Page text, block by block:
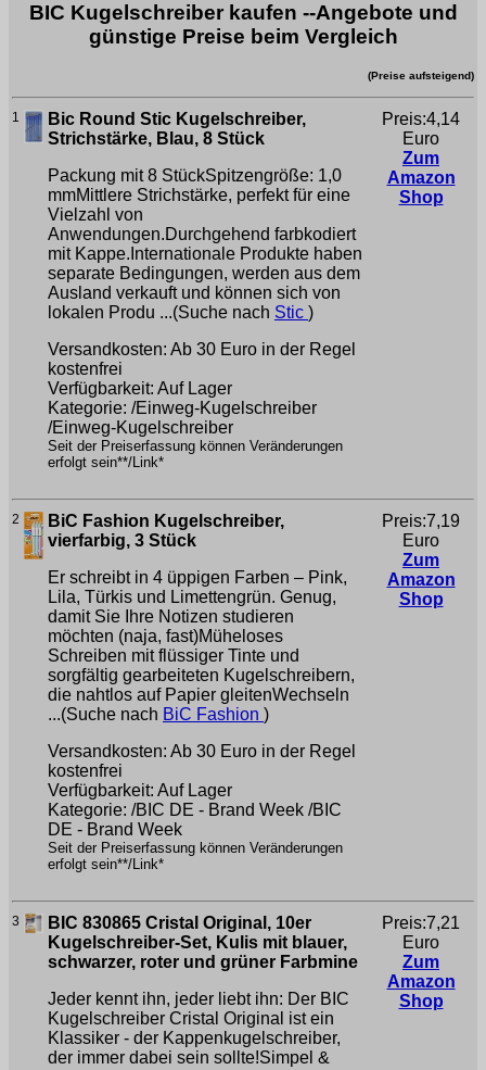
BIC Kugelschreiber kaufen --Angebote und
günstige Preise beim Vergleich
(Preise aufsteigend)
1
Bic Round Stic Kugelschreiber,
Strichstärke, Blau, 8 Stück
Packung mit 8 StückSpitzengröße: 1,0
mmMittlere Strichstärke, perfekt für eine
Vielzahl von
Anwendungen.Durchgehend farbkodiert
mit Kappe.Internationale Produkte haben
separate Bedingungen, werden aus dem
Ausland verkauft und können sich von
lokalen Produ ...(Suche nach Stic )
Versandkosten: Ab 30 Euro in der Regel
kostenfrei
Verfügbarkeit: Auf Lager
Kategorie: /Einweg-Kugelschreiber
/Einweg-Kugelschreiber
Seit der Preiserfassung können Veränderungen
erfolgt sein**/Link*
Preis:4,14
Euro
Zum
Amazon
Shop
2
BiC Fashion Kugelschreiber,
vierfarbig, 3 Stück
Er schreibt in 4 üppigen Farben – Pink,
Lila, Türkis und Limettengrün. Genug,
damit Sie Ihre Notizen studieren
möchten (naja, fast)Müheloses
Schreiben mit flüssiger Tinte und
sorgfältig gearbeiteten Kugelschreibern,
die nahtlos auf Papier gleitenWechseln
...(Suche nach BiC Fashion )
Versandkosten: Ab 30 Euro in der Regel
kostenfrei
Verfügbarkeit: Auf Lager
Kategorie: /BIC DE - Brand Week /BIC
DE - Brand Week
Seit der Preiserfassung können Veränderungen
erfolgt sein**/Link*
Preis:7,19
Euro
Zum
Amazon
Shop
3
BIC 830865 Cristal Original, 10er
Kugelschreiber-Set, Kulis mit blauer,
schwarzer, roter und grüner Farbmine
Jeder kennt ihn, jeder liebt ihn: Der BIC
Kugelschreiber Cristal Original ist ein
Klassiker - der Kappenkugelschreiber,
der immer dabei sein sollte!Simpel &
Preis:7,21
Euro
Zum
Amazon
Shop